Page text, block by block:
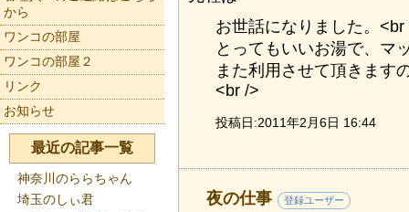
お世話になりました。<br
とってもいいお湯で、マ
また利用させて頂きます
<br />
投稿日:2011年2月6日 16:44
夜の仕事 登録ユーザー
から
ワンコの部屋
ワンコの部屋２
リンク
お知らせ
最近の記事一覧
神奈川のららちゃん
埼玉のしぃ君